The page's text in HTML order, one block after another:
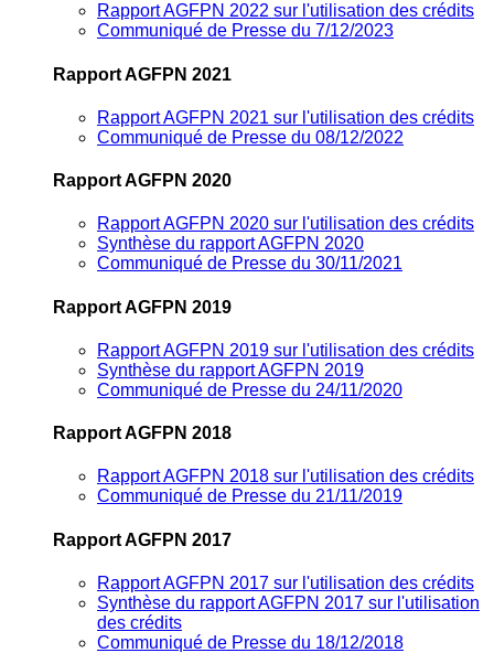
Rapport AGFPN 2022 sur l'utilisation des crédits
Communiqué de Presse du 7/12/2023
Rapport AGFPN 2021
Rapport AGFPN 2021 sur l'utilisation des crédits
Communiqué de Presse du 08/12/2022
Rapport AGFPN 2020
Rapport AGFPN 2020 sur l'utilisation des crédits
Synthèse du rapport AGFPN 2020
Communiqué de Presse du 30/11/2021
Rapport AGFPN 2019
Rapport AGFPN 2019 sur l'utilisation des crédits
Synthèse du rapport AGFPN 2019
Communiqué de Presse du 24/11/2020
Rapport AGFPN 2018
Rapport AGFPN 2018 sur l'utilisation des crédits
Communiqué de Presse du 21/11/2019
Rapport AGFPN 2017
Rapport AGFPN 2017 sur l'utilisation des crédits
Synthèse du rapport AGFPN 2017 sur l'utilisation
des crédits
Communiqué de Presse du 18/12/2018